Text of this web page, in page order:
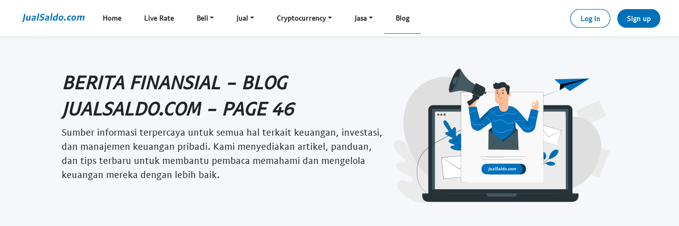
Home Live Rate Beli Jual Cryptocurrency Jasa Blog Log in Sign up
BERITA FINANSIAL - BLOG
JUALSALDO.COM - PAGE 46
Sumber informasi terpercaya untuk semua hal terkait keuangan, investasi,
dan manajemen keuangan pribadi. Kami menyediakan artikel, panduan,
dan tips terbaru untuk membantu pembaca memahami dan mengelola
keuangan mereka dengan lebih baik.